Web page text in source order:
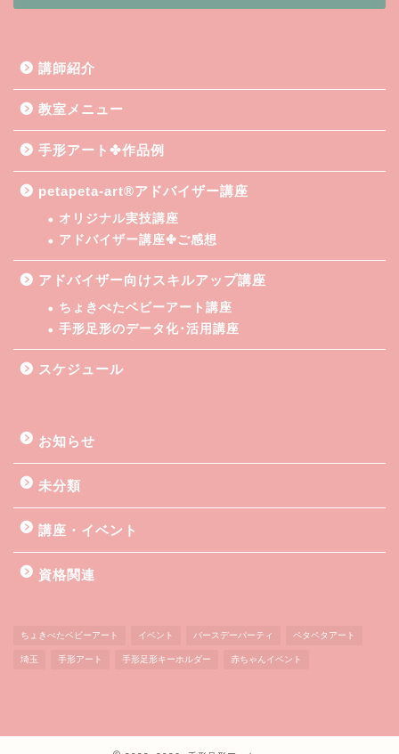
講師紹介
教室メニュー
手形アート✤作品例
petapeta-art®アドバイザー講座
オリジナル実技講座
アドバイザー講座✤ご感想
アドバイザー向けスキルアップ講座
ちょきぺたベビーアート講座
手形足形のデータ化･活用講座
スケジュール
お知らせ
未分類
講座・イベント
資格関連
ちょきぺたベビーアート イベント バースデーパーティ ペタペタアート
埼玉 手形アート 手形足形キーホルダー 赤ちゃんイベント